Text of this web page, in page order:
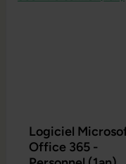
Logiciel
Office 365 -